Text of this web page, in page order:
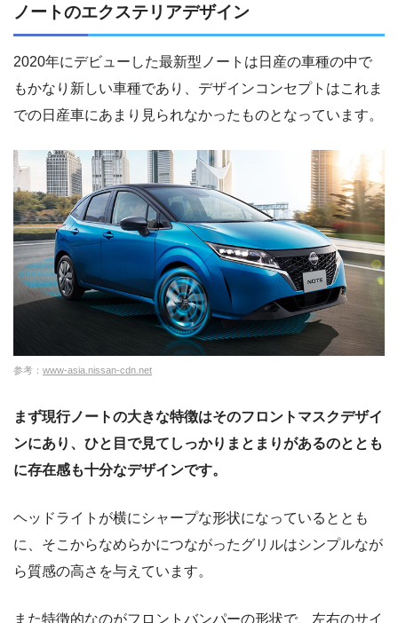
ノートのエクステリアデザイン
2020年にデビューした最新型ノートは日産の車種の中で
もかなり新しい車種であり、デザインコンセプトはこれま
での日産車にあまり見られなかったものとなっています。
参考： www-asia.nissan-cdn.net
まず現行ノートの大きな特徴はそのフロントマスクデザイ
ンにあり、ひと目で見てしっかりまとまりがあるのととも
に存在感も十分なデザインです。
ヘッドライトが横にシャープな形状になっているととも
に、そこからなめらかにつながったグリルはシンプルなが
ら質感の高さを与えています。
また特徴的なのがフロントバンパーの形状で、左右のサイ